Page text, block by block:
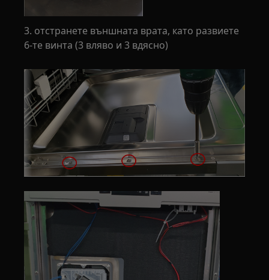
3. отстранете външната врата, като развиете
6-те винта (3 вляво и 3 вдясно)